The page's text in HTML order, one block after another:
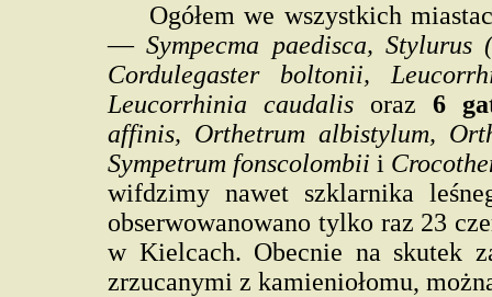
Ogółem we wszystkich
—Sympecma paedisca,
Cordulegaster boltonii,
Leucorrhinia caudalisoraz 6
affinis, Orthetrum albistylum,
Sympetrum fonscolombii i
wifdzimy nawet szklarnika
obserwowanowano tylko raz 23
w Kielcach. Obecnie na skutek
zrzucanymi z kamieniołomu,